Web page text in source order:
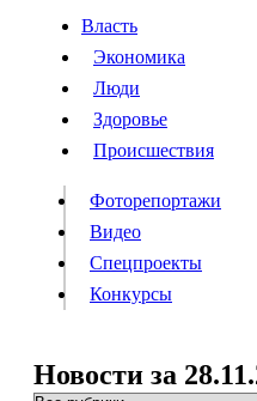
Власть
Происшествия
Видео
Конкурсы
Власть
Экономика
Люди
Здоровье
Происшествия
Фоторепортажи
Видео
Спецпроекты
Конкурсы
Новости за